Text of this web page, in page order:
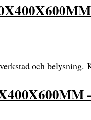
och belysning.